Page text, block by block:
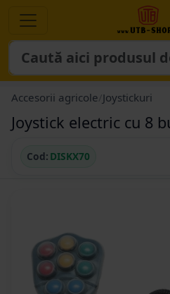
Accesorii agricole Joystickuri
Joystick electric cu 8
Cod: DISKX70